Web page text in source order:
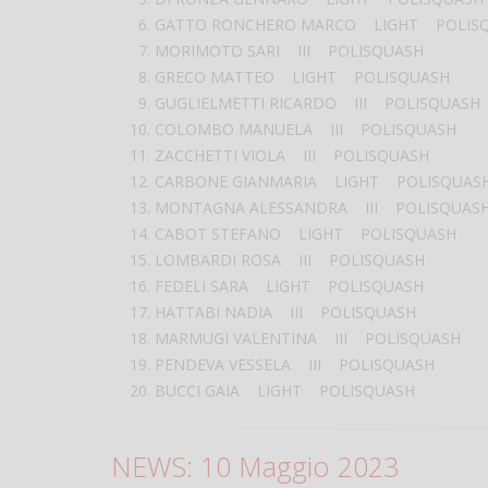
GATTO RONCHERO MARCO LIGHT
MORIMOTO SARI III POLISQUASH
GRECO MATTEO LIGHT POLISQUASH
GUGLIELMETTI RICARDO III POLISQUASH
COLOMBO MANUELA III POLISQUASH
ZACCHETTI VIOLA III POLISQUASH
CARBONE GIANMARIA LIGHT
MONTAGNA ALESSANDRA III
CABOT STEFANO LIGHT POLISQUASH
LOMBARDI ROSA III POLISQUASH
FEDELI SARA LIGHT POLISQUASH
HATTABI NADIA III POLISQUASH
MARMUGI VALENTINA III POLISQUASH
PENDEVA VESSELA III POLISQUASH
BUCCI GAIA LIGHT POLISQUASH
NEWS: 10 Maggio 2023